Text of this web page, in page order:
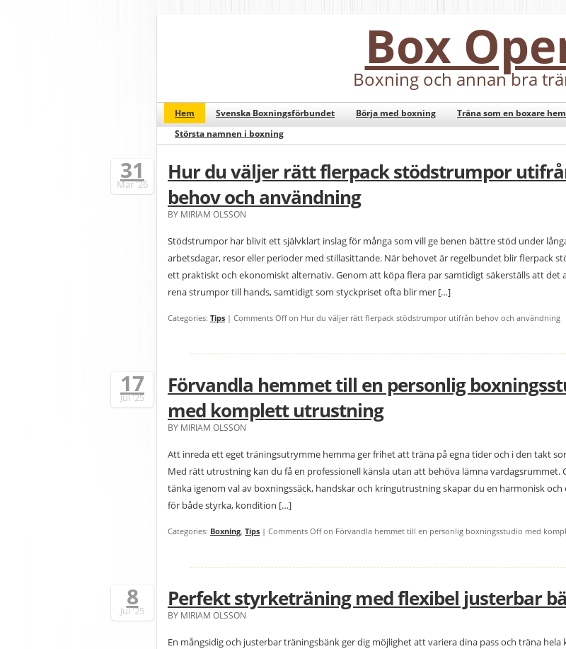
Box
Boxning och annan bra
Hem Svenska Boxningsförbundet Börja med boxning Träna som en boxare
Största namnen i boxning
31
Mar'26
Hur du väljer rätt flerpack stödstrumpor
behov och användning
BY MIRIAM OLSSON
Stödstrumpor har blivit ett självklart inslag för många som vill ge benen bättre stöd under
arbetsdagar, resor eller perioder med stillasittande. När behovet är regelbundet blir flerpack
ett praktiskt och ekonomiskt alternativ. Genom att köpa flera par samtidigt säkerställs att det
rena strumpor till hands, samtidigt som styckpriset ofta blir mer […]
Categories: Tips | Comments Offon Hur du väljer rätt flerpack stödstrumpor utifrån behov och användning
17
Jul'25
Förvandla hemmet till en personlig
med komplett utrustning
BY MIRIAM OLSSON
Att inreda ett eget träningsutrymme hemma ger frihet att träna på egna tider och i den takt
Med rätt utrustning kan du få en professionell känsla utan att behöva lämna vardagsrummet.
tänka igenom val av boxningssäck, handskar och kringutrustning skapar du en harmonisk
för både styrka, kondition […]
Categories: Boxning, Tips | Comments Offon Förvandla hemmet till en personlig boxningsstudio med
8
Jul'25 Perfekt styrketräning med flexibel justerbar
BY MIRIAM OLSSON
En mångsidig och justerbar träningsbänk ger dig möjlighet att variera dina pass och träna hela